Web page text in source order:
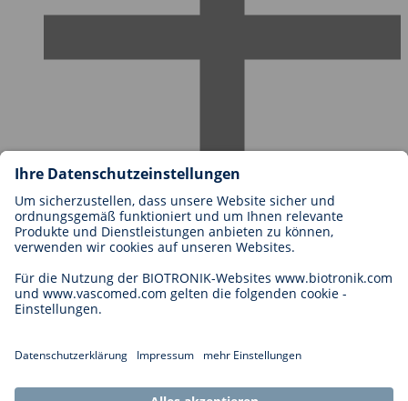
Karriere bei BIOTRONIK
Einstieg
Bewerbung
Karrierechancen
Cookie-Einstellungen